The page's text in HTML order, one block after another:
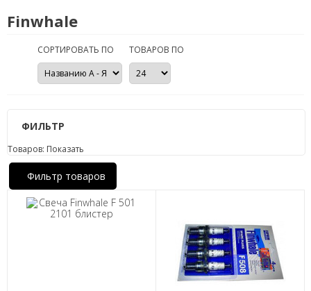
Finwhale
СОРТИРОВАТЬ ПО ТОВАРОВ ПО
ФИЛЬТР
Товаров: Показать
Фильтр товаров